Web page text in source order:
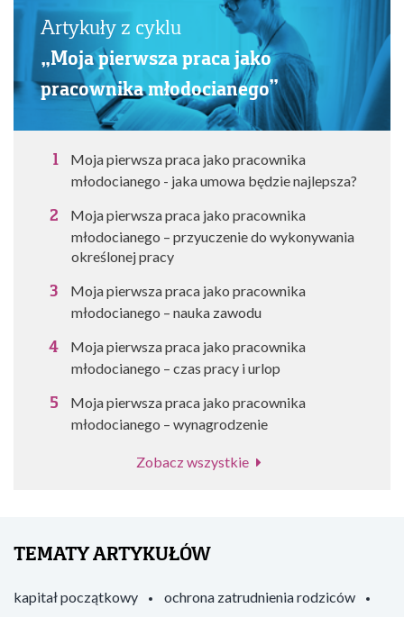
Artykuły z cyklu
„Moja pierwsza praca jako
pracownika młodocianego”
Moja pierwsza praca jako pracownika
młodocianego - jaka umowa będzie najlepsza?
Moja pierwsza praca jako pracownika
młodocianego – przyuczenie do wykonywania
określonej pracy
Moja pierwsza praca jako pracownika
młodocianego – nauka zawodu
Moja pierwsza praca jako pracownika
młodocianego – czas pracy i urlop
Moja pierwsza praca jako pracownika
młodocianego – wynagrodzenie
Zobacz wszystkie
TEMATY ARTYKUŁÓW
kapitał początkowy
ochrona zatrudnienia rodziców